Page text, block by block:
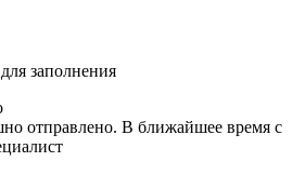
заполнения
отправлено. В ближайшее время с